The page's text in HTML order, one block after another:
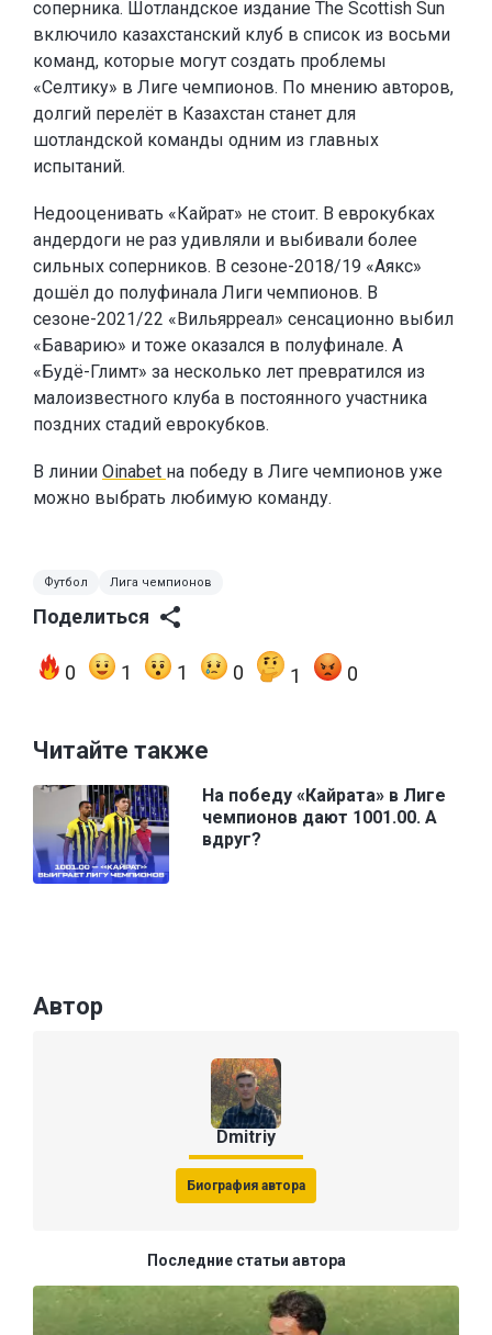
соперника. Шотландское издание The Scottish Sun
включило казахстанский клуб в список из восьми
команд, которые могут создать проблемы
«Селтику» в Лиге чемпионов. По мнению авторов,
долгий перелёт в Казахстан станет для
шотландской команды одним из главных
испытаний.
Недооценивать «Кайрат» не стоит. В еврокубках
андердоги не раз удивляли и выбивали более
сильных соперников. В сезоне-2018/19 «Аякс»
дошёл до полуфинала Лиги чемпионов. В
сезоне-2021/22 «Вильярреал» сенсационно выбил
«Баварию» и тоже оказался в полуфинале. А
«Будё-Глимт» за несколько лет превратился из
малоизвестного клуба в постоянного участника
поздних стадий еврокубков.
В линии Oinabet на победу в Лиге чемпионов уже
можно выбрать любимую команду.
Футбол Лига чемпионов
Поделиться
0 1 1 0 1 0
Читайте также
На победу «Кайрата» в Лиге
чемпионов дают 1001.00. А
вдруг?
Автор
Dmitriy
Биография автора
Последние статьи автора